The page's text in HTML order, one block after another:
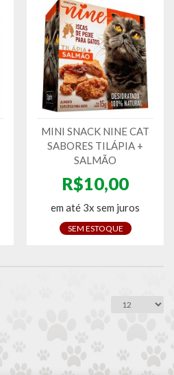
MINI SNACK NINE CAT
SABORES TILÁPIA +
SALMÃO
R$10,00
em até 3x sem juros
SEM ESTOQUE